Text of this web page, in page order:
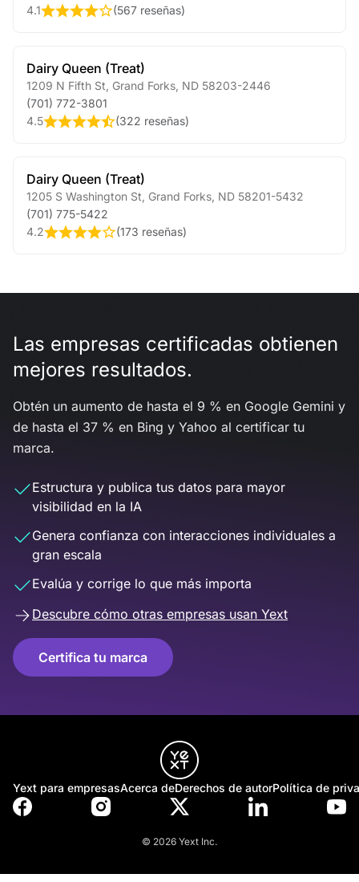
4.1
(567 reseñas)
Dairy Queen (Treat)
1209 N Fifth St Grand Forks ND 58203-2446
(701) 772-3801
4.5
(322 reseñas)
Dairy Queen (Treat)
1205 S Washington St Grand Forks ND 58201-5432
(701) 775-5422
4.2
(173 reseñas)
Las empresas certificadas obtienen
mejores resultados.
Obtén un aumento de hasta el 9 % en Google Gemini y
de hasta el 37 % en Bing y Yahoo al certificar tu
marca.
Estructura y publica tus datos para mayor
visibilidad en la IA
Genera confianza con interacciones individuales a
gran escala
Evalúa y corrige lo que más importa
Descubre cómo otras empresas usan Yext
Certifica tu marca
Yext para empresasAcerca deDerechos de autorPolítica de
© 2026 Yext Inc.